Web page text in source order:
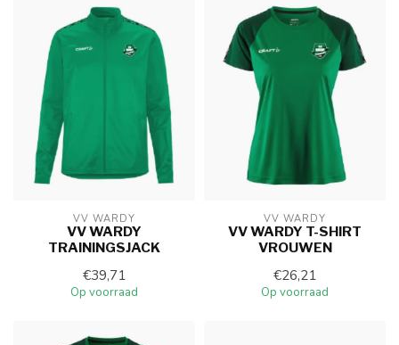
VV WARDY
VV WARDY
TRAININGSJACK
€39,71
Op voorraad
VV WARDY
VV WARDY T-SHIRT
VROUWEN
€26,21
Op voorraad